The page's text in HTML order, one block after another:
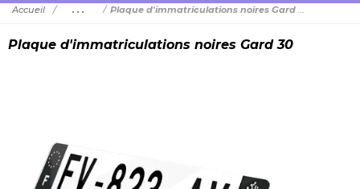
Accueil ... Plaque d'immatriculations noires Gard 30
Plaque d'immatriculations noires Gard 30